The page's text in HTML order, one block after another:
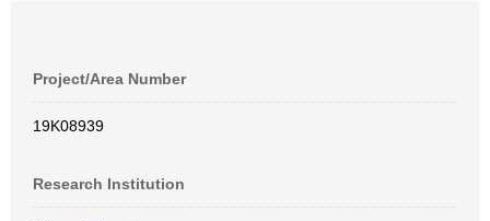
Project/Area Number
19K08939
Research Institution